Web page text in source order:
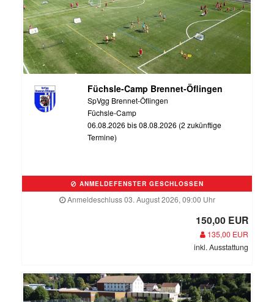
Füchsle-Camp Brennet-Öflingen
SpVgg Brennet-Öflingen
Füchsle-Camp
06.08.2026 bis 08.08.2026 (2 zukünftige
Termine)
ANMELDEFENSTER GESCHLOSSEN
Anmeldeschluss 03. August 2026, 09:00 Uhr
150,00 EUR
135,00 EUR
inkl. Ausstattung